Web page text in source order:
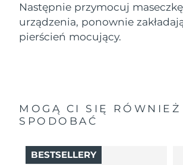
Następnie przymocuj
urządzenia, ponownie
pierścień mocujący.
MOGĄ CI SIĘ RÓWNIEŻ
SPODOBAĆ
BESTSELLERY